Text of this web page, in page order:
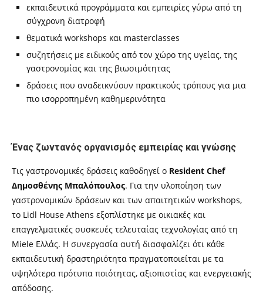
εκπαιδευτικά προγράμματα και εμπειρίες γύρω από τη
σύγχρονη διατροφή
θεματικά workshops και masterclasses
συζητήσεις με ειδικούς από τον χώρο της υγείας, της
γαστρονομίας και της βιωσιμότητας
δράσεις που αναδεικνύουν πρακτικούς τρόπους για μια
πιο ισορροπημένη καθημερινότητα
Ένας ζωντανός οργανισμός εμπειρίας και γνώσης
Τις γαστρονομικές δράσεις καθοδηγεί ο Resident Chef
Δημοσθένης Μπαλόπουλος. Για την υλοποίηση των
γαστρονομικών δράσεων και των απαιτητικών workshops,
το Lidl House Athens εξοπλίστηκε με οικιακές και
επαγγελματικές συσκευές τελευταίας τεχνολογίας από τη
Miele Ελλάς. Η συνεργασία αυτή διασφαλίζει ότι κάθε
εκπαιδευτική δραστηριότητα πραγματοποιείται με τα
υψηλότερα πρότυπα ποιότητας, αξιοπιστίας και ενεργειακής
απόδοσης.